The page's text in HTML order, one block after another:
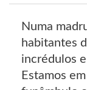
Numa
habitantes
incrédulos
Estamos